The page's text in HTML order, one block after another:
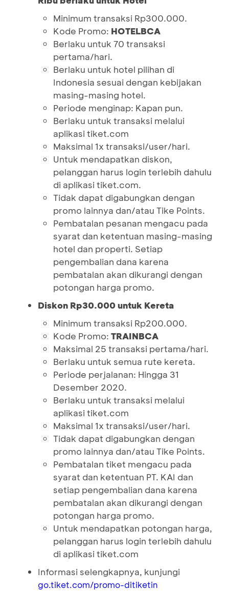
Minimum transaksi Rp300.000.
Kode Promo: HOTELBCA
Berlaku untuk 70 transaksi
pertama/hari.
Berlaku untuk hotel pilihan di
Indonesia sesuai dengan kebijakan
masing-masing hotel.
Periode menginap: Kapan pun.
Berlaku untuk transaksi melalui
aplikasi tiket.com
Maksimal 1x transaksi/user/hari.
Untuk mendapatkan diskon,
pelanggan harus login terlebih dahulu
di aplikasi tiket.com.
Tidak dapat digabungkan dengan
promo lainnya dan/atau Tike Points.
Pembatalan pesanan mengacu pada
syarat dan ketentuan masing-masing
hotel dan properti. Setiap
pengembalian dana karena
pembatalan akan dikurangi dengan
potongan harga promo.
Diskon Rp30.000 untuk Kereta
Minimum transaksi Rp200.000.
Kode Promo: TRAINBCA
Maksimal 25 transaksi pertama/hari.
Berlaku untuk semua rute kereta.
Periode perjalanan: Hingga 31
Desember 2020.
Berlaku untuk transaksi melalui
aplikasi tiket.com
Maksimal 1x transaksi/user/hari.
Tidak dapat digabungkan dengan
promo lainnya dan/atau Tike Points.
Pembatalan tiket mengacu pada
syarat dan ketentuan PT. KAI dan
setiap pengembalian dana karena
pembatalan akan dikurangi dengan
potongan harga promo.
Untuk mendapatkan potongan harga,
pelanggan harus login terlebih dahulu
di aplikasi tiket.com
Informasi selengkapnya, kunjungi
go.tiket.com/promo-ditiketin